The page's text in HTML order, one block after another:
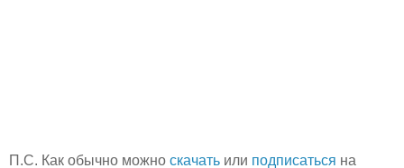
П.С. Как обычно можно скачать или подписаться на